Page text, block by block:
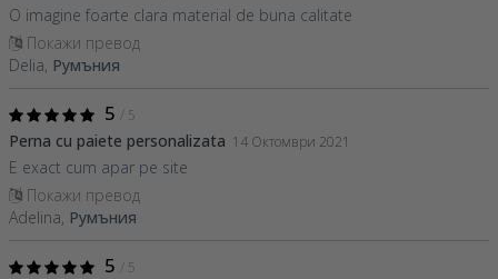
O imagine foarte clara material de buna calitate
Покажи превод
Delia, Румъния
5 / 5
Perna cu paiete personalizata 14 Октомври 2021
E exact cum apar pe site
Покажи превод
Adelina, Румъния
5 / 5